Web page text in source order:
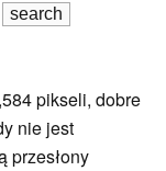
pikseli, dobre
nie jest
przesłony